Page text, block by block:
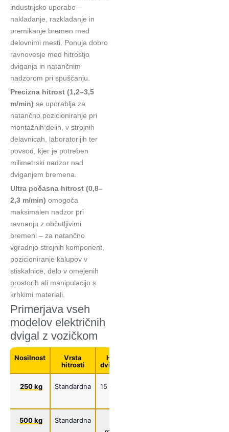
industrijsko uporabo –
nakladanje, razkladanje in
premikanje bremen med
delovnimi mesti. Ponuja dobro
ravnovesje med hitrostjo
dviganja in natančnim
nadzorom pri spuščanju.
Precizna hitrost (1,2–3,5
m/min) se uporablja za
natančno pozicioniranje pri
montažnih delih, v strojnih
delavnicah, laboratorijih ter
povsod, kjer je potreben
milimetrski nadzor nad
dviganjem bremena.
Ultra počasna hitrost (0,8–
2,3 m/min) omogoča
maksimalen nadzor pri
ravnanju z občutljivimi
bremeni – za natančno
vgradnjo strojnih komponent,
pozicioniranje kalupov v
stiskalnice, delo v omejenih
prostorih ali manipulacijo s
krhkimi materiali.
Primerjava vseh
modelov električnih
dvigal z vozičkom
Nosilnost
Vrsta
hitrosti
Hitro
dviganje
250 kg Standardna 15 m/min
500 kg Standardna